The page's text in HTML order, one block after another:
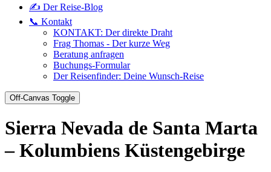
✍️ Der Reise-Blog
📞 Kontakt
KONTAKT: Der direkte Draht
Frag Thomas - Der kurze Weg
Beratung anfragen
Buchungs-Formular
Der Reisenfinder: Deine Wunsch-Reise
Off-Canvas Toggle
Sierra Nevada de Santa Marta
– Kolumbiens Küstengebirge